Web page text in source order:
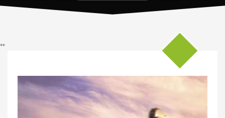
**